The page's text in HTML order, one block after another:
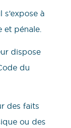
s’expose à
pénale.
dispose
du
des faits
ou des